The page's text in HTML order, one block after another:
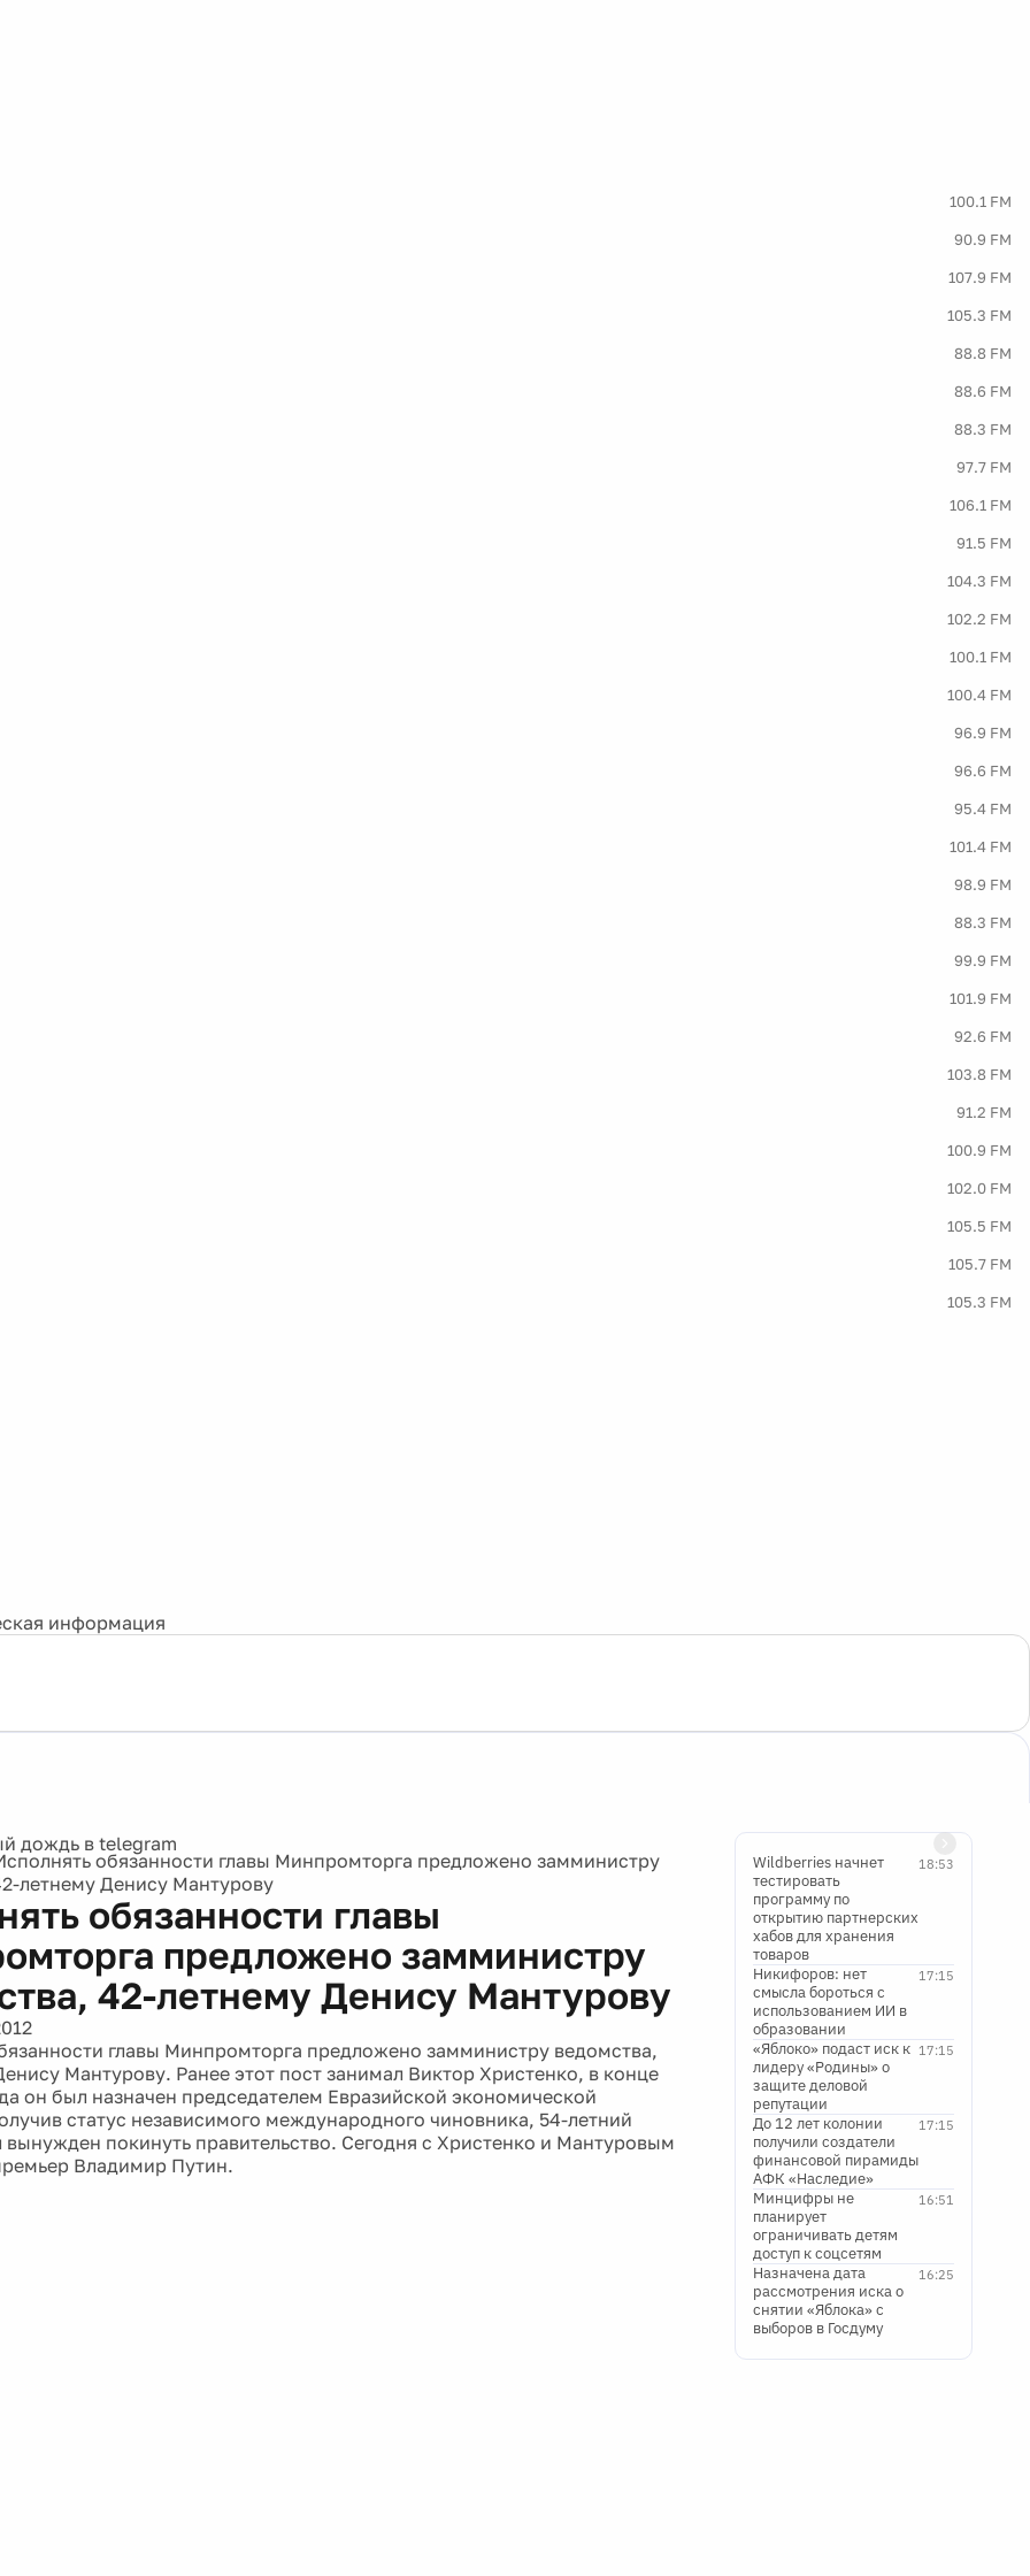
100.1 FM
90.9 FM
107.9 FM
105.3 FM
88.8 FM
88.6 FM
88.3 FM
97.7 FM
106.1 FM
91.5 FM
104.3 FM
102.2 FM
100.1 FM
100.4 FM
96.9 FM
96.6 FM
95.4 FM
101.4 FM
98.9 FM
88.3 FM
99.9 FM
101.9 FM
92.6 FM
103.8 FM
91.2 FM
100.9 FM
102.0 FM
105.5 FM
105.7 FM
105.3 FM
информация
обязанности главы Минпромторга предложено замминистру
летнему Денису Мантурову
обязанности главы
предложено замминистру
42-летнему Денису Мантурову
главы Минпромторга предложено замминистру ведомства,
Мантурову. Ранее этот пост занимал Виктор Христенко, в конце
он был назначен председателем Евразийской экономической
статус независимого международного чиновника, 54-летний
покинуть правительство. Сегодня с Христенко и Мантуровым
Владимир Путин.
18:53
Wildberries начнет
тестировать
программу по
открытию партнерских
хабов для хранения
товаров
17:15
Никифоров: нет
смысла бороться с
использованием ИИ в
образовании
17:15
«Яблоко» подаст иск к
лидеру «Родины» о
защите деловой
репутации
17:15
До 12 лет колонии
получили создатели
финансовой пирамиды
АФК «Наследие»
16:51
Минцифры не
планирует
ограничивать детям
доступ к соцсетям
16:25
Назначена дата
рассмотрения иска о
снятии «Яблока» с
выборов в Госдуму